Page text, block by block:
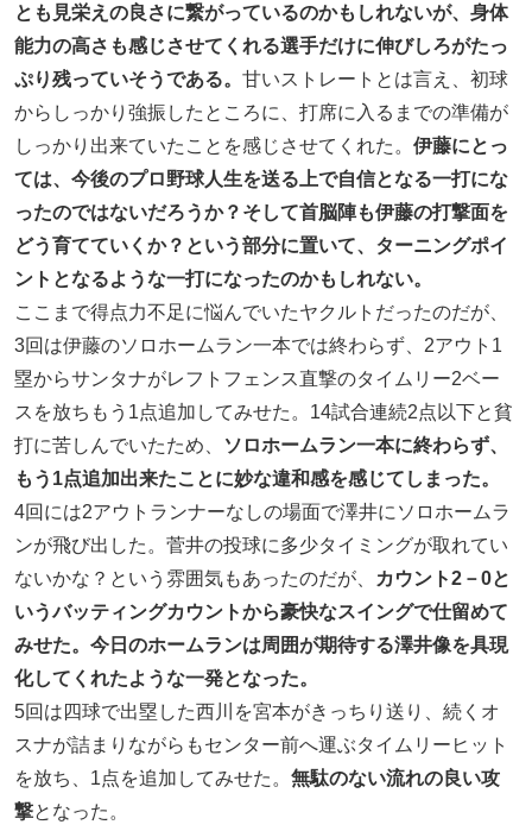
とも見栄えの良さに繋がっているのかもしれないが、身体
能力の高さも感じさせてくれる選手だけに伸びしろがたっ
ぷり残っていそうである。 甘いストレートとは言え、初球
からしっかり強振したところに、打席に入るまでの準備が
しっかり出来ていたことを感じさせてくれた。 伊藤にとっ
ては、今後のプロ野球人生を送る上で自信となる一打にな
ったのではないだろうか？そして首脳陣も伊藤の打撃面を
どう育てていくか？という部分に置いて、ターニングポイ
ントとなるような一打になったのかもしれない。
ここまで得点力不足に悩んでいたヤクルトだったのだが、
3回は伊藤のソロホームラン一本では終わらず、2アウト1
塁からサンタナがレフトフェンス直撃のタイムリー2ベー
スを放ちもう1点追加してみせた。14試合連続2点以下と貧
打に苦しんでいたため、
ソロホームラン一本に終わらず、
もう1点追加出来たことに妙な違和感を感じてしまった。
4回には2アウトランナーなしの場面で澤井にソロホームラ
ンが飛び出した。菅井の投球に多少タイミングが取れてい
ないかな？という雰囲気もあったのだが、
カウント2－0と
いうバッティングカウントから豪快なスイングで仕留めて
みせた。今日のホームランは周囲が期待する澤井像を具現
化してくれたような一発となった。
5回は四球で出塁した西川を宮本がきっちり送り、続くオ
スナが詰まりながらもセンター前へ運ぶタイムリーヒット
を放ち、1点を追加してみせた。 無駄のない流れの良い攻
撃となった。